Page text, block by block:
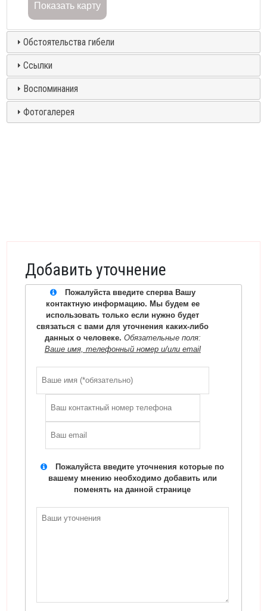
Показать карту
Обстоятельства гибели
Ссылки
Воспоминания
Фотогалерея
Добавить уточнение
Пожалуйста введите сперва Вашу
контактную информацию. Мы будем ее
использовать только если нужно будет
связаться с вами для уточнения каких-либо
данных о человеке. Обязательные поля:
Ваше имя, телефонный номер и/или email
Пожалуйста введите уточнения которые по
вашему мнению необходимо добавить или
поменять на данной странице